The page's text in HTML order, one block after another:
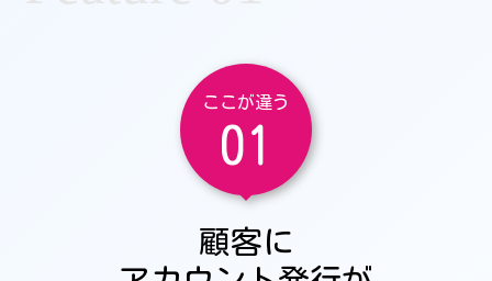
ここが違う
01
顧客に